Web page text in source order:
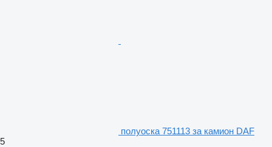
полуоска 751113 за камион DAF
5